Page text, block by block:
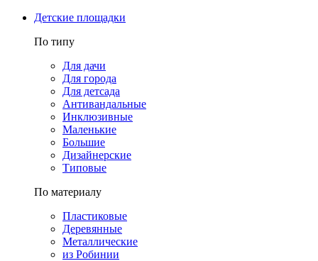
Детские площадки
По типу
Для дачи
Для города
Для детсада
Антивандальные
Инклюзивные
Маленькие
Большие
Дизайнерские
Типовые
По материалу
Пластиковые
Деревянные
Металлические
из Робинии